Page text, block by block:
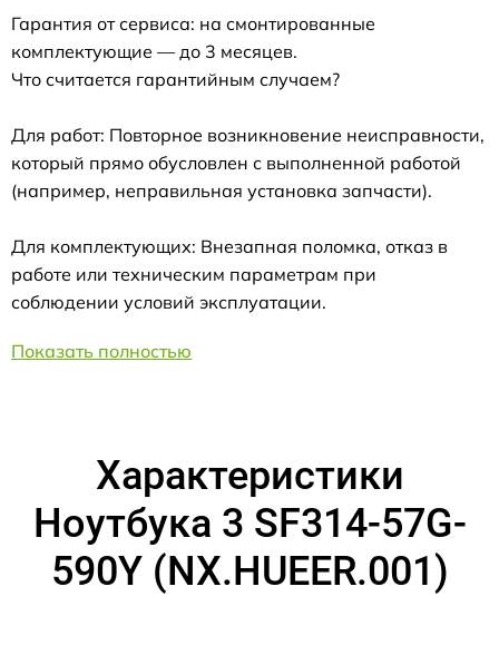
Гарантия от сервиса: на смонтированные
комплектующие — до 3 месяцев.
Что считается гарантийным случаем?
Для работ: Повторное возникновение неисправности,
который прямо обусловлен с выполненной работой
(например, неправильная установка запчасти).
Для комплектующих: Внезапная поломка, отказ в
работе или техническим параметрам при
соблюдении условий эксплуатации.
Показать полностью
Характеристики
Ноутбука 3 SF314-57G-
590Y (NX.HUEER.001)